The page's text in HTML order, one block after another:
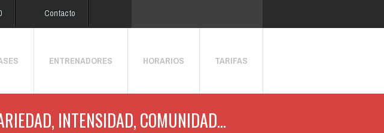
Contacto
ENTRENADORES HORARIOS TARIFAS
INTENSIDAD, COMUNIDAD...